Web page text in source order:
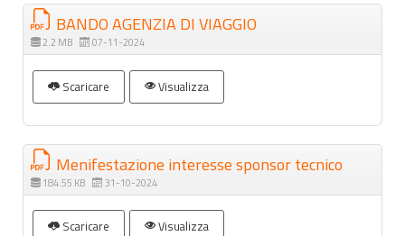
BANDO AGENZIA DI VIAGGIO
2.2 MB 07-11-2024
Scaricare Visualizza
Menifestazione interesse sponsor tecnico
184.55 KB 31-10-2024
Scaricare Visualizza